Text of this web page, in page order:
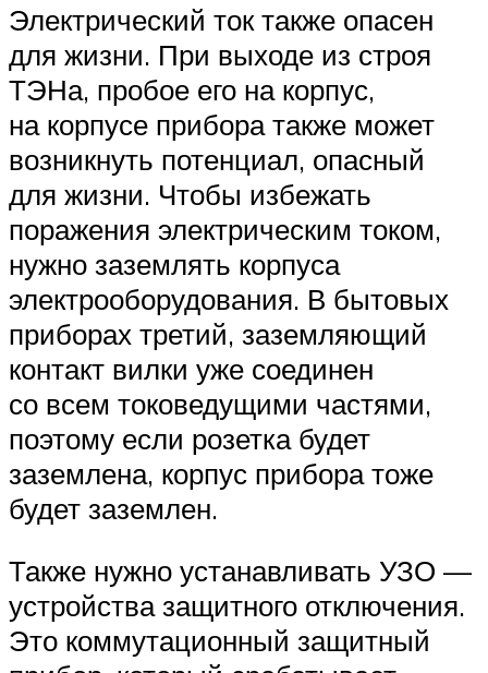
Электрический ток также опасен
для жизни. При выходе из строя
ТЭНа, пробое его на корпус,
на корпусе прибора также может
возникнуть потенциал, опасный
для жизни. Чтобы избежать
поражения электрическим током,
нужно заземлять корпуса
электрооборудования. В бытовых
приборах третий, заземляющий
контакт вилки уже соединен
со всем токоведущими частями,
поэтому если розетка будет
заземлена, корпус прибора тоже
будет заземлен.
Также нужно устанавливать УЗО —
устройства защитного отключения.
Это коммутационный защитный